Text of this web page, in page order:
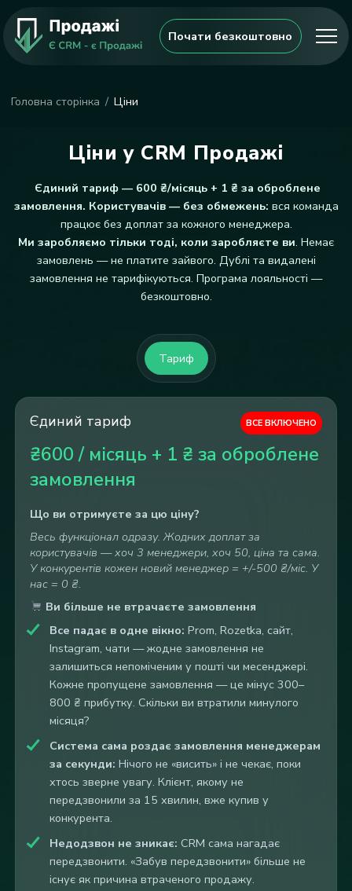
Почати безкоштовно
Головна сторінка Ціни
Ціни у CRM Продажі
Єдиний тариф — 600 ₴/місяць + 1 ₴ за оброблене
замовлення. Користувачів — без обмежень: вся команда
працює без доплат за кожного менеджера.
Ми заробляємо тільки тоді, коли заробляєте ви. Немає
замовлень — не платите зайвого. Дублі та видалені
замовлення не тарифікуються. Програма лояльності —
безкоштовно.
Тариф
Єдиний тариф ВСЕ ВКЛЮЧЕНО
₴600 / місяць + 1 ₴ за оброблене
замовлення
Що ви отримуєте за цю ціну?
Весь функціонал одразу. Жодних доплат за
користувачів — хоч 3 менеджери, хоч 50, ціна та сама.
У конкурентів кожен новий менеджер = +/-500 ₴/міс. У
нас = 0 ₴.
Ви більше не втрачаєте замовлення
Все падає в одне вікно: Prom, Rozetka, сайт,
Instagram, чати — жодне замовлення не
залишиться непоміченим у пошті чи месенджері.
Кожне пропущене замовлення — це мінус 300–
800 ₴ прибутку. Скільки ви втратили минулого
місяця?
Система сама роздає замовлення менеджерам
за секунди: Нічого не «висить» і не чекає, поки
хтось зверне увагу. Клієнт, якому не
передзвонили за 15 хвилин, вже купив у
конкурента.
Недодзвон не зникає: CRM сама нагадає
передзвонити. «Забув передзвонити» більше не
існує як причина втраченого продажу.